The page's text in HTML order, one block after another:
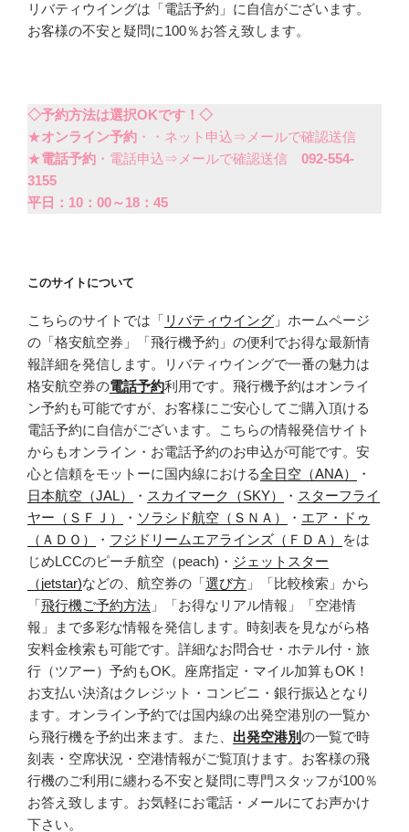
リバティウイングは「電話予約」に自信がございます。
お客様の不安と疑問に100％お答え致します。
◇予約方法は選択OKです！◇
★オンライン予約 ・・ネット申込⇒メールで確認送信
★電話予約 ・電話申込⇒メールで確認送信 092-554-
3155
平日：10：00～18：45
このサイトについて
こちらのサイトでは「 リバティウイング 」ホームページ
の「格安航空券」「飛行機予約」の便利でお得な最新情
報詳細を発信します。リバティウイングで一番の魅力は
格安航空券の電話予約利用です。飛行機予約はオンライ
ン予約も可能ですが、お客様にご安心してご購入頂ける
電話予約に自信がございます。こちらの情報発信サイト
からもオンライン・お電話予約のお申込が可能です。安
心と信頼をモットーに国内線における全日空（ANA）
・
日本航空（JAL）
・ スカイマーク（SKY） ・ スターフライ
ヤー（ＳＦＪ）
・ ソラシド航空（ＳＮＡ） ・ エア・ドゥ
（ＡＤＯ）
・ フジドリームエアラインズ（ＦＤＡ）
をは
じめLCCのピーチ航空（peach)・ ジェットスター
（jetstar)などの、航空券の「選び方 」「比較検索」から
「飛行機ご予約方法 」「お得なリアル情報」「空港情
報」まで多彩な情報を発信します。時刻表を見ながら格
安料金検索も可能です。詳細なお問合せ・ホテル付・旅
行（ツアー）予約もOK。座席指定・マイル加算もOK！
お支払い決済はクレジット・コンビニ・銀行振込となり
ます。オンライン予約では国内線の出発空港別の一覧か
ら飛行機を予約出来ます。また、 出発空港別の一覧で時
刻表・空席状況・空港情報がご覧頂けます。お客様の飛
行機のご利用に纏わる不安と疑問に専門スタッフが100％
お答え致します。お気軽にお電話・メールにてお声かけ
下さい。